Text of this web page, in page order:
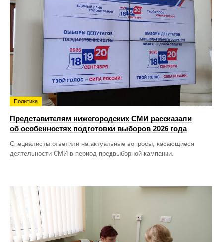
Политика
Представителям нижегородских СМИ рассказали
об особенностях подготовки выборов 2026 года
Специалисты ответили на актуальные вопросы, касающиеся
деятельности СМИ в период предвыборной кампании.